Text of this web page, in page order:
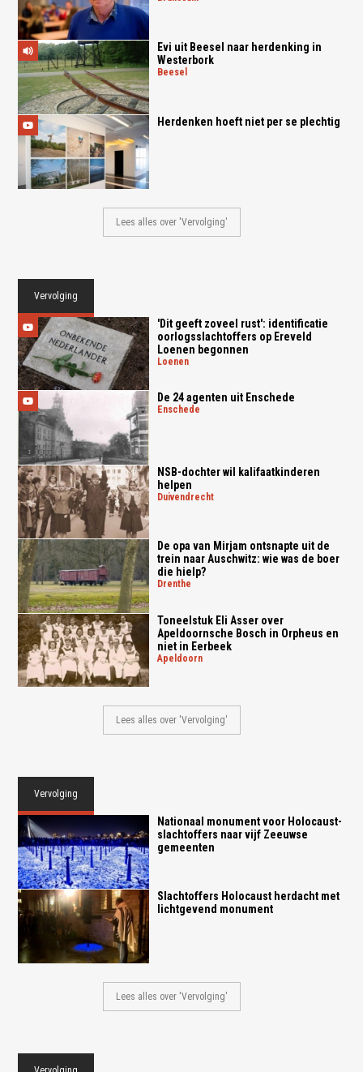
Evi uit Beesel naar herdenking in
Westerbork
beesel
Herdenken hoeft niet per se plechtig
Lees alles over 'Vervolging'
Vervolging
'Dit geeft zoveel rust': identificatie
oorlogsslachtoffers op Ereveld
Loenen begonnen
loenen
De 24 agenten uit Enschede
enschede
NSB-dochter wil kalifaatkinderen
helpen
duivendrecht
De opa van Mirjam ontsnapte uit de
trein naar Auschwitz: wie was de boer
die hielp?
drenthe
Toneelstuk Eli Asser over
Apeldoornsche Bosch in Orpheus en
niet in Eerbeek
apeldoorn
Lees alles over 'Vervolging'
Vervolging
Nationaal monument voor Holocaust-
slachtoffers naar vijf Zeeuwse
gemeenten
Slachtoffers Holocaust herdacht met
lichtgevend monument
Lees alles over 'Vervolging'